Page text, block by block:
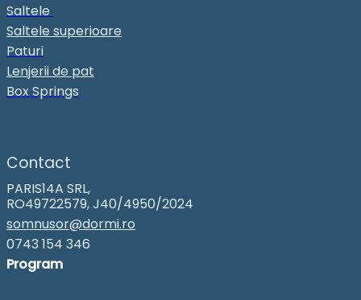
Saltele
Saltele superioare
Paturi
Lenjerii de pat
Box Springs
Contact
PARIS14A SRL,
RO49722579, J40/4950/2024
somnusor@dormi.ro
0743 154 346
Program